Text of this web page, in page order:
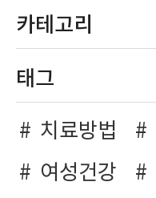
카테고리
태그
치료방법
여성건강